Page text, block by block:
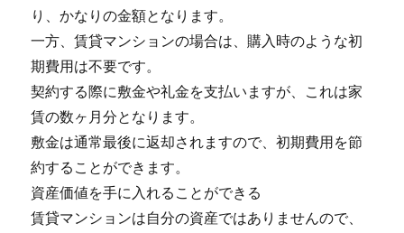
り、かなりの金額となります。
一方、賃貸マンションの場合は、購入時のような初
期費用は不要です。
契約する際に敷金や礼金を支払いますが、これは家
賃の数ヶ月分となります。
敷金は通常最後に返却されますので、初期費用を節
約することができます。
資産価値を手に入れることができる
賃貸マンションは自分の資産ではありませんので、